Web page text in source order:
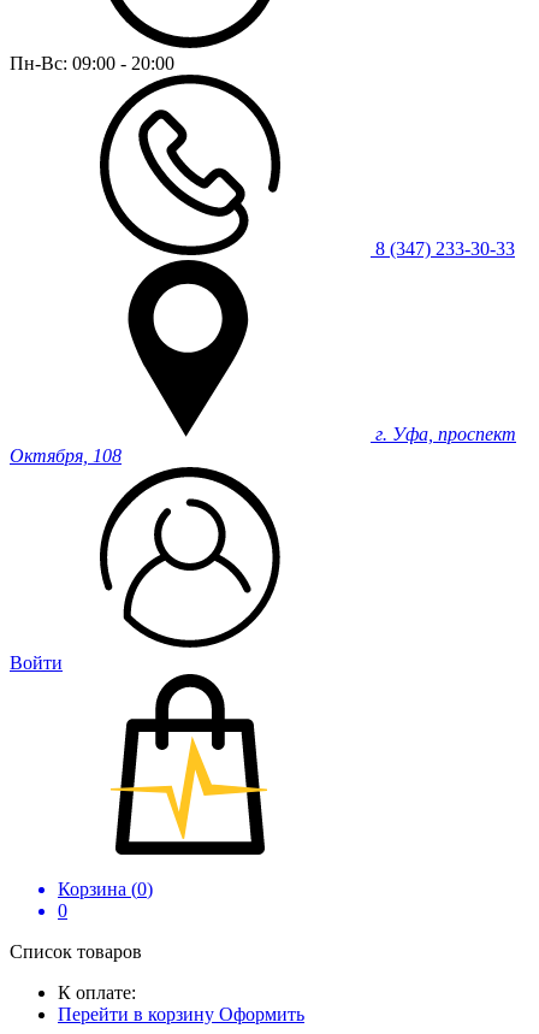
Пн-Вс: 09:00 - 20:00
8 (347) 233-30-33
г. Уфа, проспект
Октября, 108
Войти
Корзина (0)
0
Список товаров
К оплате:
Перейти в корзину Оформить